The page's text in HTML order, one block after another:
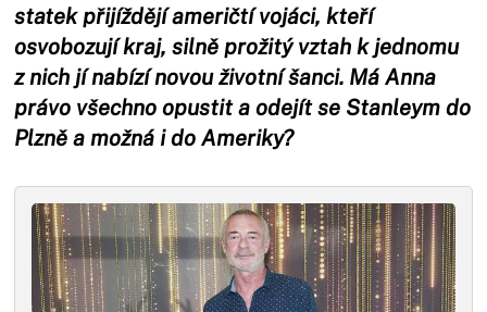
statek přijíždějí američtí vojáci, kteří
osvobozují kraj, silně prožitý vztah k jednomu
z nich jí nabízí novou životní šanci. Má Anna
právo všechno opustit a odejít se Stanleym do
Plzně a možná i do Ameriky?